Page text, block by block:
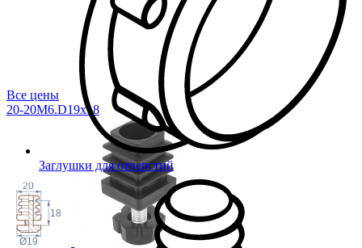
Заглушки для отверстий
Все цены
20-20M6.D19x18
20
18
Ø19